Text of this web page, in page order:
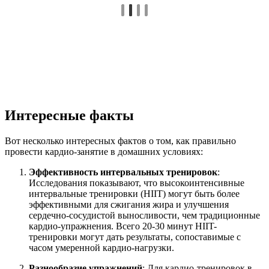
Интересные факты
Вот несколько интересных фактов о том, как правильно
провести кардио-занятие в домашних условиях:
Эффективность интервальных тренировок:
Исследования показывают, что высокоинтенсивные
интервальные тренировки (HIIT) могут быть более
эффективными для сжигания жира и улучшения
сердечно-сосудистой выносливости, чем традиционные
кардио-упражнения. Всего 20-30 минут HIIT-
тренировки могут дать результаты, сопоставимые с
часом умеренной кардио-нагрузки.